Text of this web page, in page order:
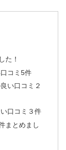
た！
コミ5件
い口コミ２
口コミ３件
まとめまし